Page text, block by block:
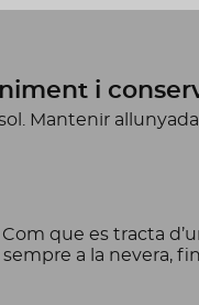
i
Mantenir
que es tracta
a la nevera,